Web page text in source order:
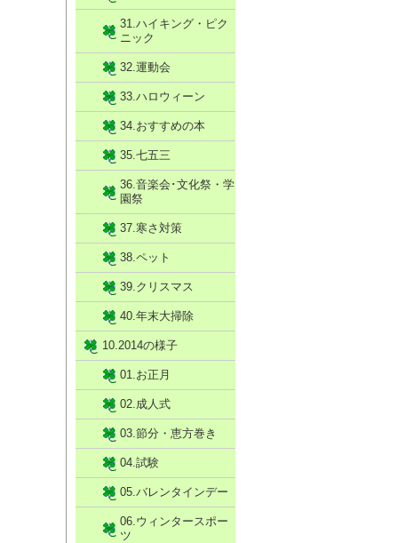
31.ハイキング・ピク
ニック
32.運動会
33.ハロウィーン
34.おすすめの本
35.七五三
36.音楽会･文化祭・学
園祭
37.寒さ対策
38.ペット
39.クリスマス
40.年末大掃除
10.2014の様子
01.お正月
02.成人式
03.節分・恵方巻き
04.試験
05.バレンタインデー
06.ウィンタースポー
ツ